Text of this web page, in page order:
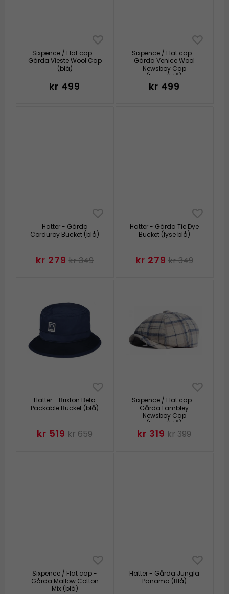
Sixpence / Flat cap -
Gårda Vieste Wool Cap
(blå)
kr 499
Sixpence / Flat cap -
Gårda Venice Wool
Newsboy Cap
(beige/blå)
kr 499
Hatter - Gårda
Corduroy Bucket (blå)
kr 279 kr 349
Hatter - Gårda Tie Dye
Bucket (lyse blå)
kr 279 kr 349
Hatter - Brixton Beta
Packable Bucket (blå)
kr 519 kr 659
Sixpence / Flat cap -
Gårda Lambley
Newsboy Cap
(beige/blå)
kr 319 kr 399
Sixpence / Flat cap -
Gårda Mallow Cotton
Mix (blå)
Hatter - Gårda Jungla
Panama (Blå)